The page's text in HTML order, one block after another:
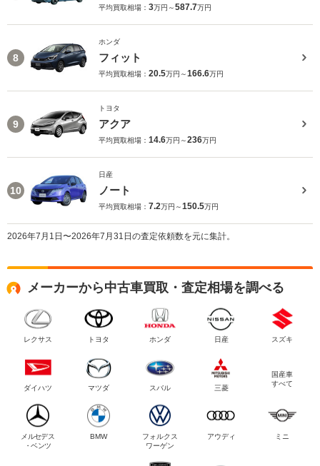
平均買取相場： 3万円～587.7万円
8
ホンダ
フィット
平均買取相場： 20.5万円～166.6万円
9
トヨタ
アクア
平均買取相場： 14.6万円～236万円
10
日産
ノート
平均買取相場： 7.2万円～150.5万円
2026年7月1日〜2026年7月31日の査定依頼数を元に集計。
メーカーから中古車買取・査定相場を調べる
レクサス トヨタ ホンダ 日産 スズキ
ダイハツ マツダ スバル 三菱
国産車
すべて
メルセデス
・ベンツ
BMW
フォルクス
ワーゲン
アウディ ミニ